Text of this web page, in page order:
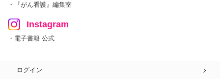
・『がん看護』編集室
Instagram
・電子書籍 公式
ログイン